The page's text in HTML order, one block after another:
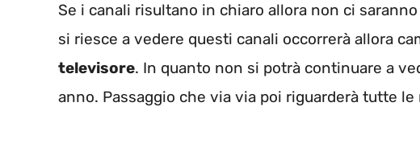
Se i canali risultano in chiaro allora non ci
si riesce a vedere questi canali occorrerà allora
televisore. In quanto non si potrà continuare a
anno. Passaggio che via via poi riguarderà tutte le